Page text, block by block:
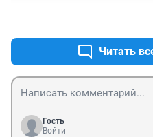
Читать
Гость
Войти